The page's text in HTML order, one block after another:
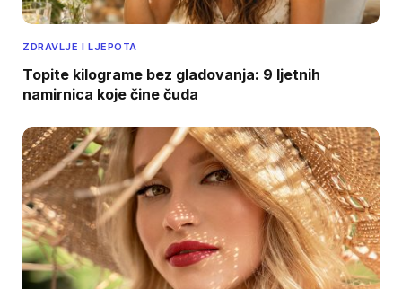
ZDRAVLJE I LJEPOTA
Topite kilograme bez gladovanja: 9 ljetnih
namirnica koje čine čuda